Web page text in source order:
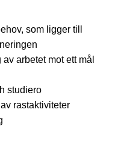
som ligger till
arbetet mot ett mål
studiero
rastaktiviteter